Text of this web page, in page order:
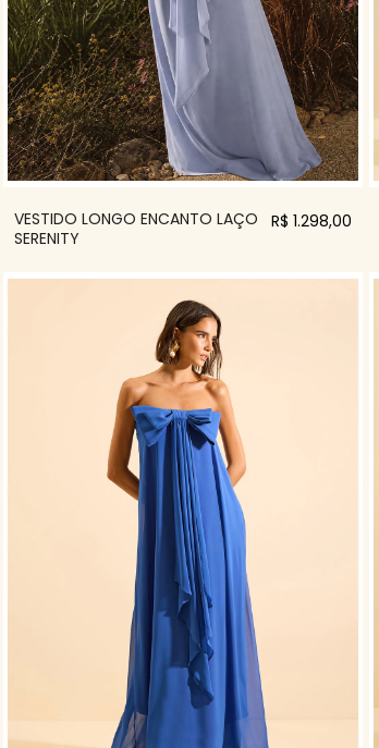
VESTIDO LONGO ENCANTO LAÇO
SERENITY
R$ 1.298,00